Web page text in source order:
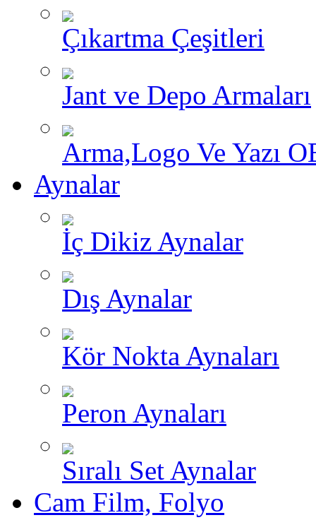
Çıkartma Çeşitleri
Jant ve Depo Armaları
Arma,Logo Ve Yazı
Aynalar
İç Dikiz Aynalar
Dış Aynalar
Kör Nokta Aynaları
Peron Aynaları
Sıralı Set Aynalar
Cam Film, Folyo